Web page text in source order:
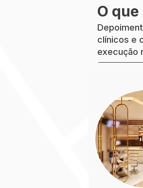
O
clínicos e
execução